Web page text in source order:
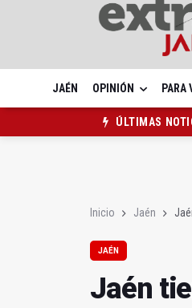
JAÉN OPINIÓN PARA
ÚLTIMAS
Inicio Jaén
JAÉN
Jaén